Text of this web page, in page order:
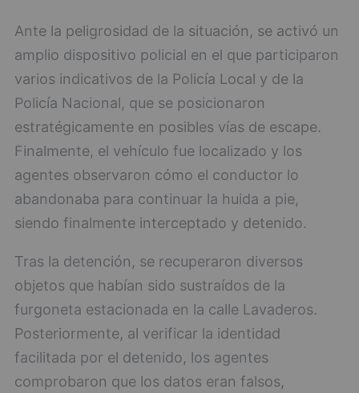
Ante la peligrosidad de la situación, se activó un
amplio dispositivo policial en el que participaron
varios indicativos de la Policía Local y de la
Policía Nacional, que se posicionaron
estratégicamente en posibles vías de escape.
Finalmente, el vehículo fue localizado y los
agentes observaron cómo el conductor lo
abandonaba para continuar la huida a pie,
siendo finalmente interceptado y detenido.
Tras la detención, se recuperaron diversos
objetos que habían sido sustraídos de la
furgoneta estacionada en la calle Lavaderos.
Posteriormente, al verificar la identidad
facilitada por el detenido, los agentes
comprobaron que los datos eran falsos,